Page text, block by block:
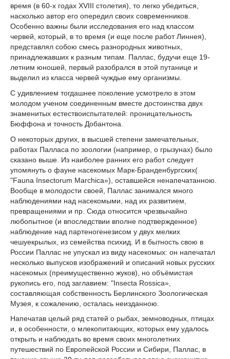
время (в 60-х годах XVIII столетия), то легко убедиться,
насколько автор его опередил своих современников.
Особенно важны были исследования его над классом
червей, который, в то время (и еще после работ Линнея),
представлял собою смесь разнородных животных,
принадлежавших к разным типам. Паллас, будучи еще 19-
летним юношей, первый разобрался в этой путанице и
выделил из класса червей чуждые ему организмы.
С удивлением тогдашнее поколение усмотрело в этом
молодом ученом соединенным вместе достоинства двух
знаменитых естествоиспытателей: проницательность
Бюффона и точность Добантона.
О некоторых других, в высшей степени замечательных,
работах Палласа по зоологии (например, о грызунах) было
сказано выше. Из наиболее ранних его работ следует
упомянуть о фауне насекомых Марк-Бранденбургских(
"Fauna Insectorum Marchica»), оставшейся ненапечатанною.
Вообще в молодости своей, Паллас занимался много
наблюдениями над насекомыми, над их развитием,
превращениями и пр. Сюда относится чрезвычайно
любопытное (и впоследствии вполне подтвержденное)
наблюдение над партеногенезисом у двух мелких
чешуекрылых, из семейства психид. И в бытность свою в
России Паллас не упускал из виду насекомых: он напечатал
несколько выпусков изображений и описаний новых русских
насекомых (преимущественно жуков), но объёмистая
рукопись его, под заглавием: "Insecta Rossica»,
составляющая собственность Берлинского Зоологическая
Музея, к сожалению, осталась неизданною.
Напечатав целый ряд статей о рыбах, земноводных, птицах
и, в особенности, о млекопитающих, которых ему удалось
открыть и наблюдать во время своих многолетних
путешествий по Европейской России и Сибири, Паллас, в